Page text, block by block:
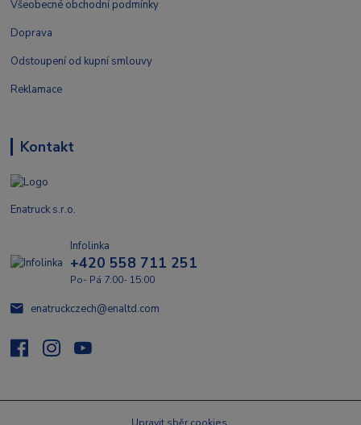
Všeobecné obchodní podmínky
Doprava
Odstoupení od kupní smlouvy
Reklamace
Kontakt
Enatruck s.r.o.
Infolinka
+420 558 711 251
Po- Pá 7:00- 15:00
enatruckczech@enaltd.com